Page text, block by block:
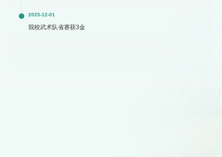
2025-12-01
我校武术队省赛获3金